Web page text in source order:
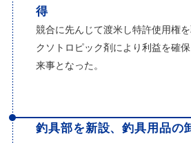
得
競合に先んじて渡米し特許使用権
クソトロピック剤により利益を確
来事となった。
釣具部を新設、釣具用品の